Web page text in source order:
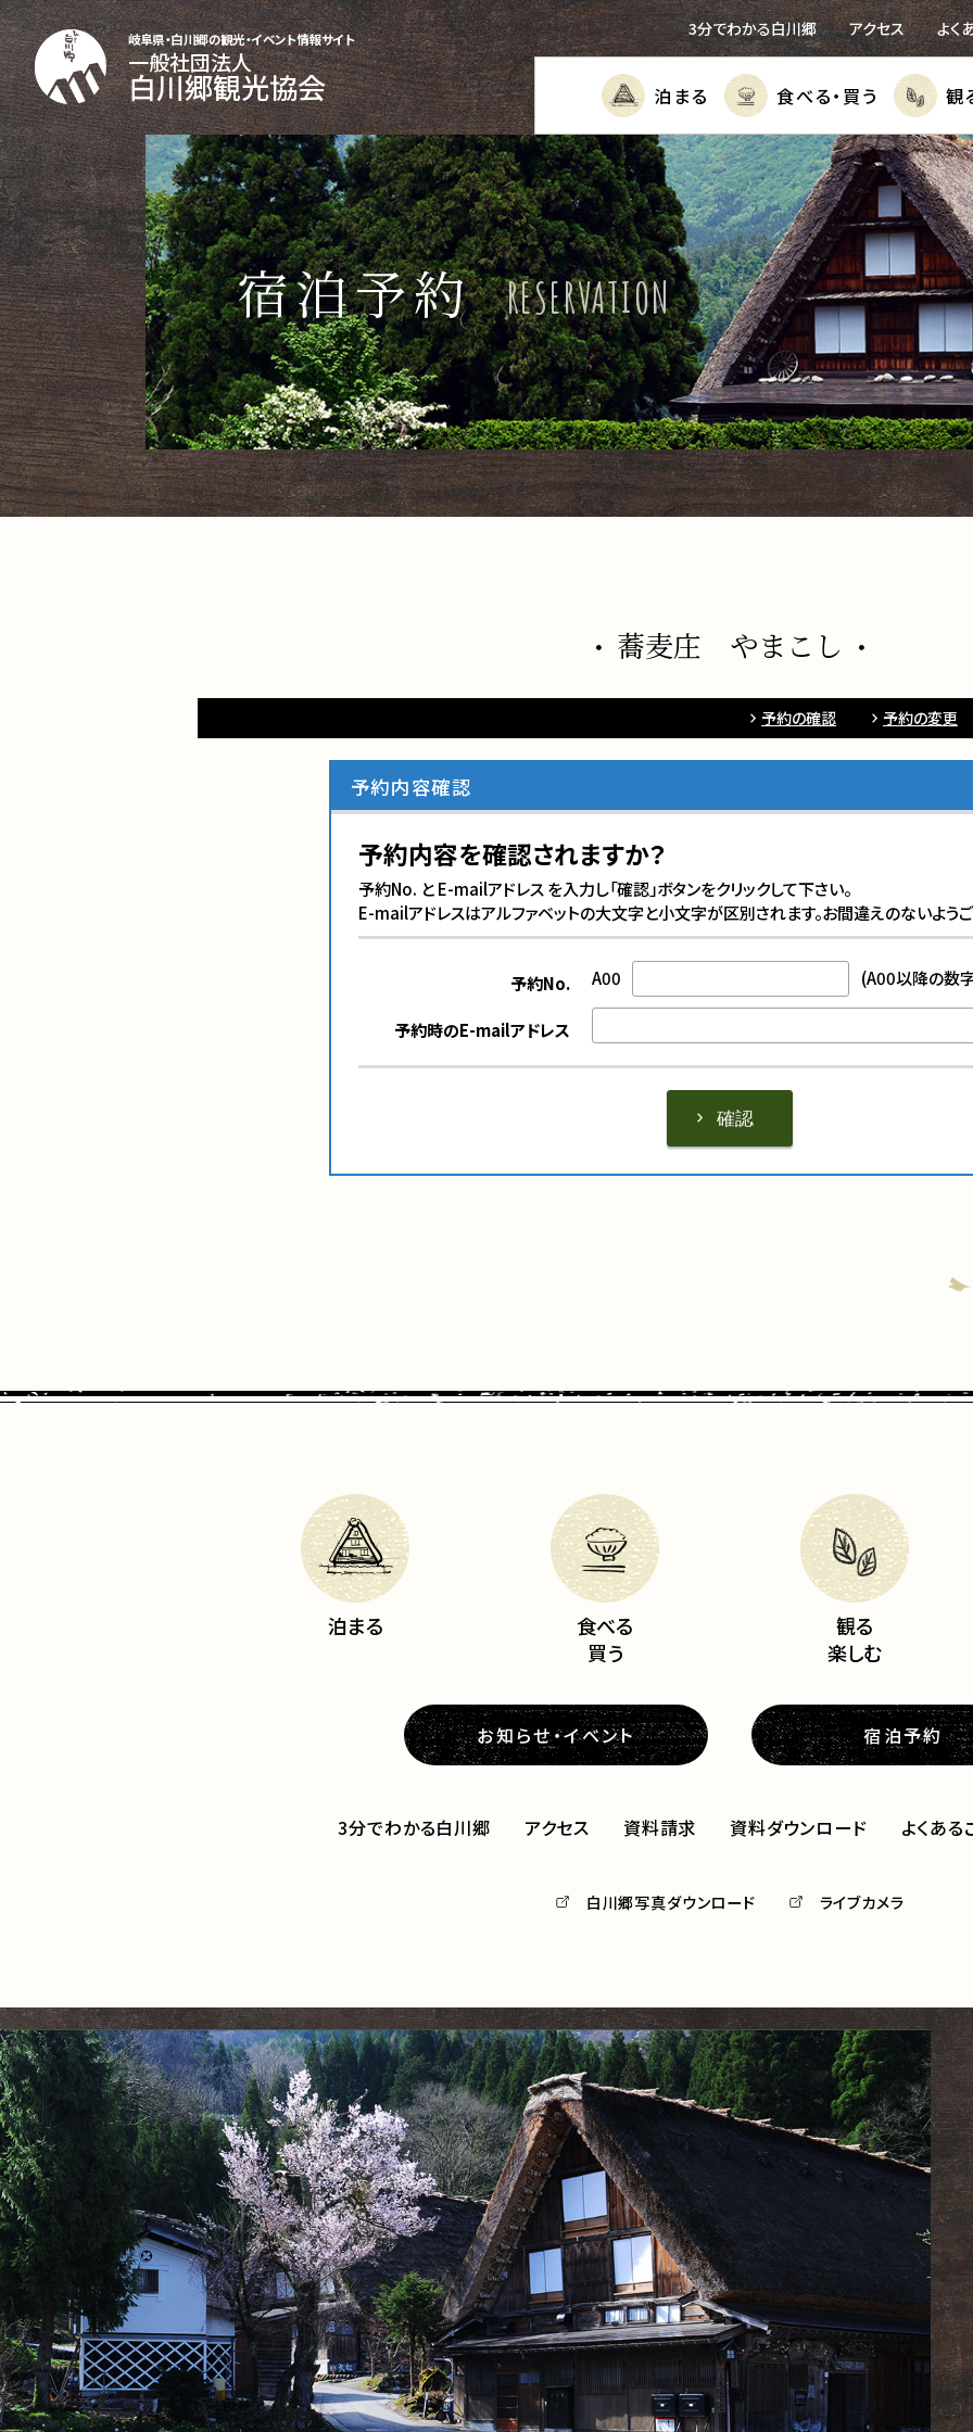
岐阜県・白川郷の観光・イベント情報サイト
一般社団法人
白川郷観光協会
3分でわかる白川郷 アクセス よく
泊まる 食べる・ 買う 観
宿泊予約 RESERVATION
蕎麦庄 やまこし
予約の確認 予約の変更
予約内容確認
予約内容を確認されますか？
予約No. と E-mailアドレス を入力し「確認」ボタンをクリックして下さい。
E-mailアドレスはアルファベットの大文字と小文字が区別されます。お間違えのないようご
予約No. A00 (A00以降の数
予約時のE-mailアドレス
泊まる
食べる
買う
観る
楽しむ
お知らせ・イベント 宿泊予約
3分でわかる白川郷 アクセス 資料請求 資料ダウンロード よくあ
白川郷写真ダウンロード ライブカメラ